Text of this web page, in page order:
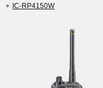
IC-RP4150W